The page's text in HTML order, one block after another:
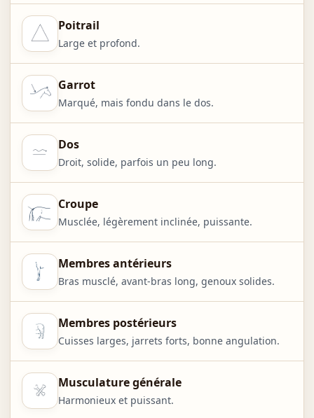
Poitrail
Large et profond.
Garrot
Marqué, mais fondu dans le dos.
Dos
Droit, solide, parfois un peu long.
Croupe
Musclée, légèrement inclinée, puissante.
Membres antérieurs
Bras musclé, avant-bras long, genoux solides.
Membres postérieurs
Cuisses larges, jarrets forts, bonne angulation.
Musculature générale
Harmonieux et puissant.